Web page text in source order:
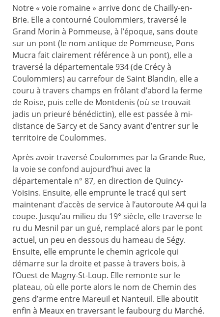
Notre « voie romaine » arrive donc de Chailly-en-
Brie. Elle a contourné Coulommiers, traversé le
Grand Morin à Pommeuse, à l’époque, sans doute
sur un pont (le nom antique de Pommeuse, Pons
Mucra fait clairement référence à un pont), elle a
traversé la départementale 934 (de Crécy à
Coulommiers) au carrefour de Saint Blandin, elle a
couru à travers champs en frôlant d’abord la ferme
de Roise, puis celle de Montdenis (où se trouvait
jadis un prieuré bénédictin), elle est passée à mi-
distance de Sarcy et de Sancy avant d’entrer sur le
territoire de Coulommes.
Après avoir traversé Coulommes par la Grande Rue,
la voie se confond aujourd’hui avec la
départementale n° 87, en direction de Quincy-
Voisins. Ensuite, elle emprunte le tracé qui sert
maintenant d’accès de service à l’autoroute A4 qui la
coupe. Jusqu’au milieu du 19° siècle, elle traverse le
ru du Mesnil par un gué, remplacé alors par le pont
actuel, un peu en dessous du hameau de Ségy.
Ensuite, elle emprunte le chemin agricole qui
démarre sur la droite et passe à travers bois, à
l’Ouest de Magny-St-Loup. Elle remonte sur le
plateau, où elle porte alors le nom de Chemin des
gens d’arme entre Mareuil et Nanteuil. Elle aboutit
enfin à Meaux en traversant le faubourg du Marché.